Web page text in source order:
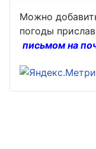
Можно
погоды
письмом на